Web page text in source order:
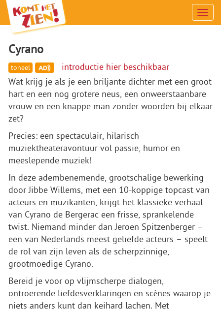
Menu
Cyrano
toneel
introductie hier beschikbaar
Wat krijg je als je een briljante dichter met een groot
hart en een nog grotere neus, een onweerstaanbare
vrouw en een knappe man zonder woorden bij elkaar
zet?
Precies: een spectaculair, hilarisch
muziektheateravontuur vol passie, humor en
meeslepende muziek!
In deze adembenemende, grootschalige bewerking
door Jibbe Willems, met een 10-koppige topcast van
acteurs en muzikanten, krijgt het klassieke verhaal
van Cyrano de Bergerac een frisse, sprankelende
twist. Niemand minder dan Jeroen Spitzenberger –
een van Nederlands meest geliefde acteurs – speelt
de rol van zijn leven als de scherpzinnige,
grootmoedige Cyrano.
Bereid je voor op vlijmscherpe dialogen,
ontroerende liefdesverklaringen en scènes waarop je
niets anders kunt dan keihard lachen. Met